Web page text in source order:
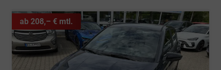
ab 208,– € mtl.